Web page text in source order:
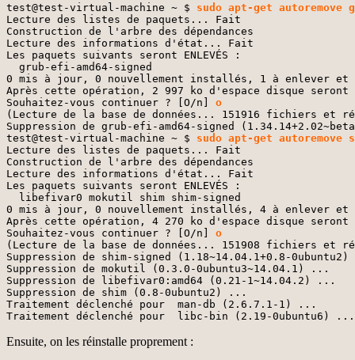
test@test-virtual-machine ~ $ sudo apt-get autoremove
Lecture des listes de paquets... Fait
Construction de l'arbre des dépendances
Lecture des informations d'état... Fait
Les paquets suivants seront ENLEVÉS :
  grub-efi-amd64-signed
0 mis à jour, 0 nouvellement installés, 1 à enlever et
Après cette opération, 2 997 ko d'espace disque
Souhaitez-vous continuer ? [O/n] o
(Lecture de la base de données... 151916 fichiers et
Suppression de grub-efi-amd64-signed
test@test-virtual-machine ~ $ sudo apt-get autoremove
Lecture des listes de paquets... Fait
Construction de l'arbre des dépendances
Lecture des informations d'état... Fait
Les paquets suivants seront ENLEVÉS :
  libefivar0 mokutil shim shim-signed
0 mis à jour, 0 nouvellement installés, 4 à enlever et
Après cette opération, 4 270 ko d'espace disque
Souhaitez-vous continuer ? [O/n] o
(Lecture de la base de données... 151908 fichiers et
Suppression de shim-signed (1.18~14.04.1+0.8-
Suppression de mokutil (0.3.0-0ubuntu3~14.04.1) ...
Suppression de libefivar0:amd64 (0.21-1~14.04.2) ...
Suppression de shim (0.8-0ubuntu2) ...
Traitement déclenché pour  man-db (2.6.7.1-1) ...
Traitement déclenché pour  libc-bin (2.19-0ubuntu6) ...
Ensuite, on les réinstalle proprement :